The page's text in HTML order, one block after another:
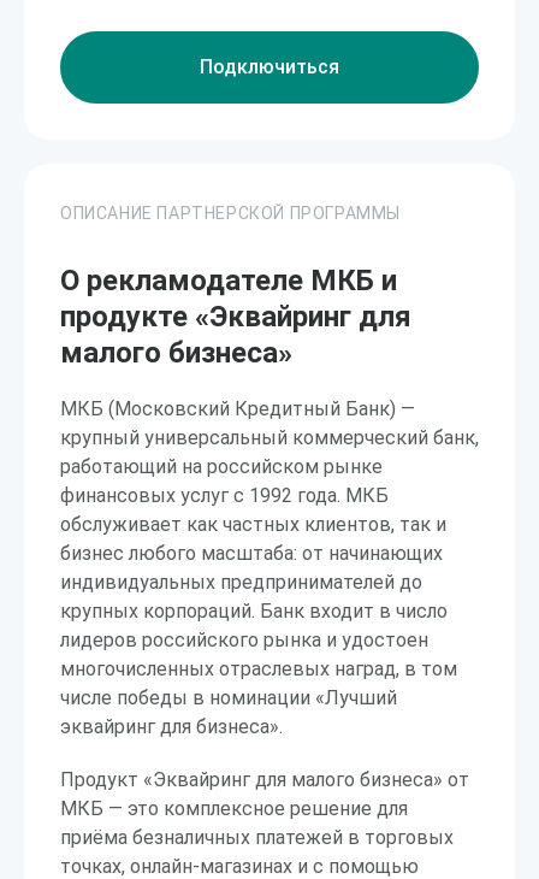
Подключиться
ОПИСАНИЕ ПАРТНЕРСКОЙ ПРОГРАММЫ
О рекламодателе МКБ и
продукте «Эквайринг для
малого бизнеса»
МКБ (Московский Кредитный Банк) —
крупный универсальный коммерческий банк,
работающий на российском рынке
финансовых услуг с 1992 года. МКБ
обслуживает как частных клиентов, так и
бизнес любого масштаба: от начинающих
индивидуальных предпринимателей до
крупных корпораций. Банк входит в число
лидеров российского рынка и удостоен
многочисленных отраслевых наград, в том
числе победы в номинации «Лучший
эквайринг для бизнеса».
Продукт «Эквайринг для малого бизнеса» от
МКБ — это комплексное решение для
приёма безналичных платежей в торговых
точках, онлайн-магазинах и с помощью